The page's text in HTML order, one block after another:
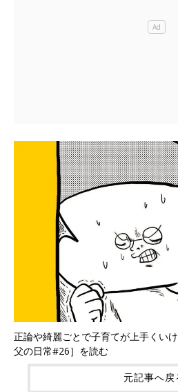
正論や綺麗ごとで子育てが上手くい
父の日常#26］を読む
元記事へ戻